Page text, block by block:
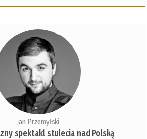
Jan Przemyłski
spektakl stulecia nad Polską